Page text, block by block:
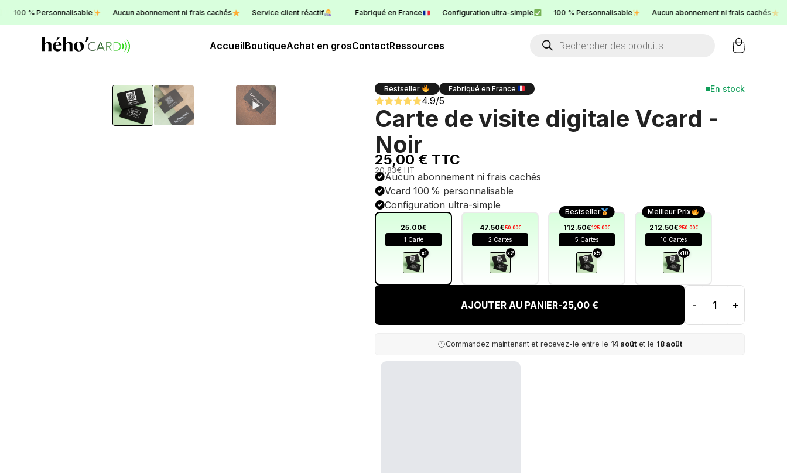
Personnalisable Aucun abonnement ni frais cachés Service client réactif Fabriqué en France Configuration ultra-simple 100 % Personnalisable Aucun abonnement ni frais cachés Service
AccueilBoutiqueAchat en grosContactRessources
Products
search
Bestseller Fabriqué en France En stock
4.9/5
Carte de visite digitale Vcard -
Noir
25,00 € TTC
20,83€ HT
Aucun abonnement ni frais cachés
Vcard 100 % personnalisable
Configuration ultra-simple
25.00€
1 Carte
x1
47.50€50.00€
2 Cartes
x2
Bestseller
112.50€125.00€
5 Cartes
x5
Meilleur Prix
212.50€250.00€
10 Cartes
x10
AJOUTER AU PANIER-25,00 € - +
Commandez maintenant et recevez-le entre le 14 aoûtet le 18 août